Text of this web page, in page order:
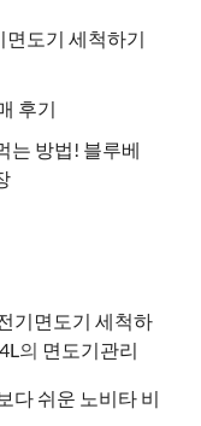
면도기 세척하기
후기
는 방법! 블루베
기면도기 세척하
의 면도기관리
다 쉬운 노비타 비